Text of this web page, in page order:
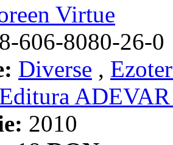
Virtue
606-8080-26-0
Diverse ,
Editura
2010